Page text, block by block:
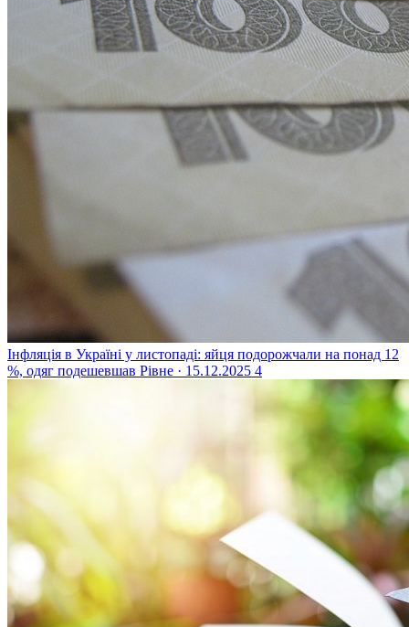
Інфляція в Україні у листопаді: яйця подорожчали на понад 12
%, одяг подешевшав Рівне · 15.12.2025 4